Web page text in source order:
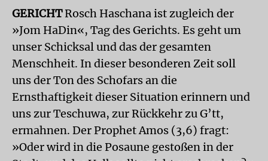
GERICHTRosch Haschana ist zugleich der
»Jom HaDin«, Tag des Gerichts. Es geht um
unser Schicksal und das der gesamten
Menschheit. In dieser besonderen Zeit soll
uns der Ton des Schofars an die
Ernsthaftigkeit dieser Situation erinnern und
uns zur Teschuwa, zur Rückkehr zu G’tt,
ermahnen. Der Prophet Amos (3,6) fragt:
»Oder wird in die Posaune gestoßen in der